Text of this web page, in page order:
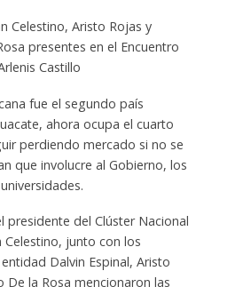
Celestino, Aristo Rojas y
presentes en el Encuentro
Castillo
fue el segundo país
ahora ocupa el cuarto
perdiendo mercado si no se
que involucre al Gobierno, los
presidente del Clúster Nacional
Celestino, junto con los
Dalvin Espinal, Aristo
De la Rosa mencionaron las